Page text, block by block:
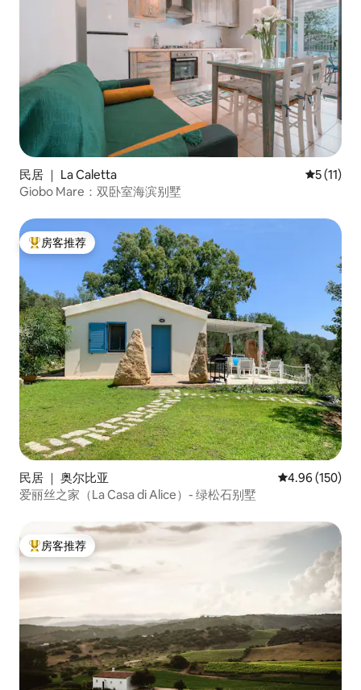
民居 ｜ La Caletta 平均评分
5 (11)
Giobo Mare：双卧室海滨别墅
热门「房客推荐」
房客推荐
民居 ｜ 奥尔比亚 平均评分 4.96
4.96 (150)
爱丽丝之家（La Casa di Alice）- 绿松石别墅
热门「房客推荐」
房客推荐